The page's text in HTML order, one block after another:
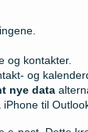
og kontakter.
og
nye data
til